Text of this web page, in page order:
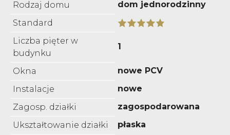
Rodzaj domu
dom jednorodzinny
Standard
Liczba pięter w
budynku
1
Okna
nowe PCV
Instalacje
nowe
Zagosp. działki
zagospodarowana
Ukształtowanie działki
płaska